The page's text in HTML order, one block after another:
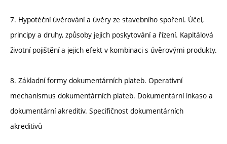
7. Hypotéční úvěrování a úvěry ze stavebního spoření. Účel,
principy a druhy, způsoby jejich poskytování a řízení. Kapitálová
životní pojištění a jejich efekt v kombinaci s úvěrovými produkty.
8. Základní formy dokumentárních plateb. Operativní
mechanismus dokumentárních plateb. Dokumentární inkaso a
dokumentární akreditiv. Specifičnost dokumentárních
akreditivů